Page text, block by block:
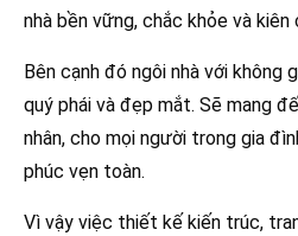
nhà bền vững, chắc khỏe và kiên
Bên cạnh đó ngôi nhà với không
quý phái và đẹp mắt. Sẽ mang
nhân, cho mọi người trong gia
phúc vẹn toàn.
Vì vậy việc thiết kế kiến trúc,